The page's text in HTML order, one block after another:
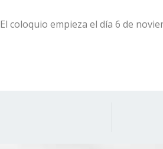
El coloquio empieza el día 6 de